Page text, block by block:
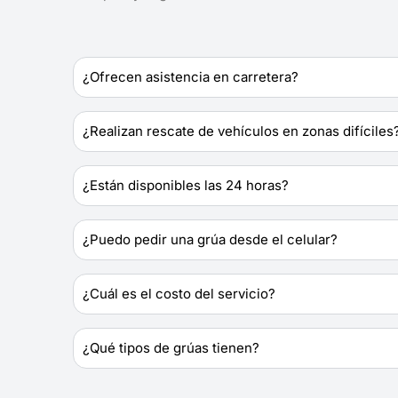
¿Ofrecen asistencia en carretera?
¿Realizan rescate de vehículos en zonas
¿Están disponibles las 24 horas?
¿Puedo pedir una grúa desde el celular?
¿Cuál es el costo del servicio?
¿Qué tipos de grúas tienen?